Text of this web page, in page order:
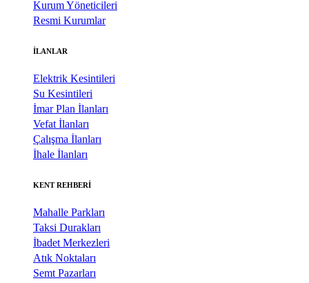
Kurum Yöneticileri
Resmi Kurumlar
İLANLAR
Elektrik Kesintileri
Su Kesintileri
İmar Plan İlanları
Vefat İlanları
Çalışma İlanları
İhale İlanları
KENT REHBERİ
Mahalle Parkları
Taksi Durakları
İbadet Merkezleri
Atık Noktaları
Semt Pazarları